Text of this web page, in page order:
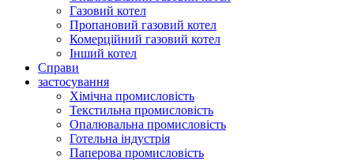
Газовий котел
Пропановий газовий котел
Комерційний газовий котел
Інший котел
Справи
застосування
Хімічна промисловість
Текстильна промисловість
Опалювальна промисловість
Готельна індустрія
Паперова промисловість